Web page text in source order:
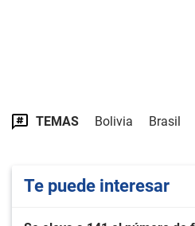
TEMAS Bolivia Brasil
Te puede interesar